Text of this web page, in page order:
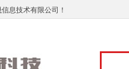
息技术有限公司！